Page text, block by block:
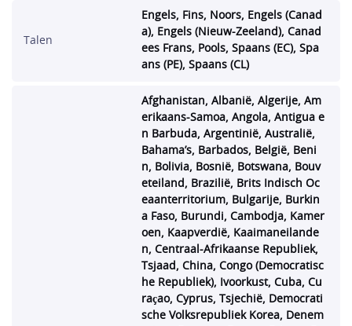
Talen
Engels, Fins, Noors, Engels (Canad
a), Engels (Nieuw-Zeeland), Canad
ees Frans, Pools, Spaans (EC), Spa
ans (PE), Spaans (CL)
Afghanistan, Albanië, Algerije, Am
erikaans-Samoa, Angola, Antigua e
n Barbuda, Argentinië, Australië,
Bahama’s, Barbados, België, Beni
n, Bolivia, Bosnië, Botswana, Bouv
eteiland, Brazilië, Brits Indisch Oc
eaanterritorium, Bulgarije, Burkin
a Faso, Burundi, Cambodja, Kamer
oen, Kaapverdië, Kaaimaneilande
n, Centraal-Afrikaanse Republiek,
Tsjaad, China, Congo (Democratisc
he Republiek), Ivoorkust, Cuba, Cu
raçao, Cyprus, Tsjechië, Democrati
sche Volksrepubliek Korea, Denem